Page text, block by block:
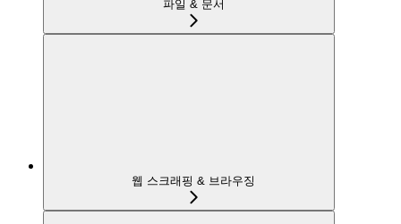
파일 & 문서
웹 스크래핑 & 브라우징